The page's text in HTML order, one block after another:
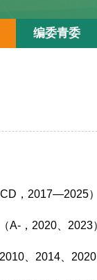
编委青委
，2017—2025）
A-，2020、2023
、2014、2020